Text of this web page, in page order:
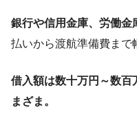
銀行や信用金庫、労働金
払いから渡航準備費まで
借入額は数十万円～数百
まざま。